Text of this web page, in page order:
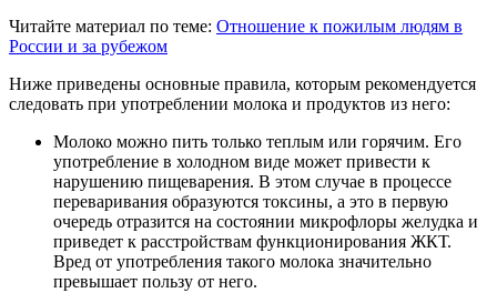
Читайте материал по теме: Отношение к пожилым людям в
России и за рубежом
Ниже приведены основные правила, которым рекомендуется
следовать при употреблении молока и продуктов из него:
Молоко можно пить только теплым или горячим. Его
употребление в холодном виде может привести к
нарушению пищеварения. В этом случае в процессе
переваривания образуются токсины, а это в первую
очередь отразится на состоянии микрофлоры желудка и
приведет к расстройствам функционирования ЖКТ.
Вред от употребления такого молока значительно
превышает пользу от него.